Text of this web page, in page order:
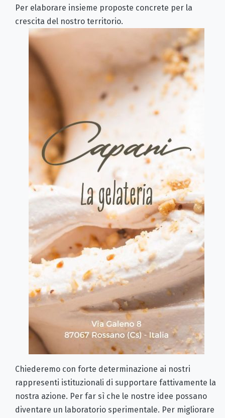
Per elaborare insieme proposte concrete per la
crescita del nostro territorio.
Chiederemo con forte determinazione ai nostri
rappresenti istituzionali di supportare fattivamente la
nostra azione. Per far sì che le nostre idee possano
diventare un laboratorio sperimentale. Per migliorare